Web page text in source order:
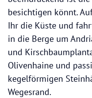
besichtigen könnt.
Ihr die Küste und
in die Berge um
und
Olivenhaine und
kegelförmigen
Wegesrand.